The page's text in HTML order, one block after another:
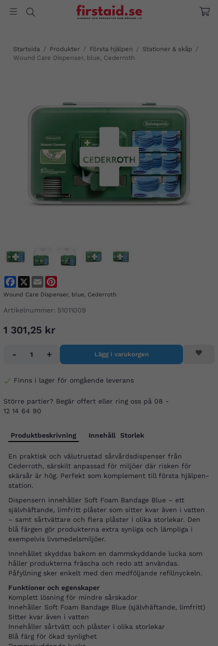
Startsida / Produkter / Första hjälpen / Stationer & skåp /
Wound Care Dispenser, blue, Cederroth
FacebookEmail
Wound Care Dispenser, blue, Cederroth
Artikelnummer: 51011009
1 301,25 kr
- + Lägg i varukorgen
Finns i lager för omgående leverans
Större partier? Begär offert eller ring oss på 08 -
12 14 64 90
Produktbeskrivning Innehåll Storlek
En praktisk och välutrustad sårvårdsdispenser från
Cederroth, särskilt anpassad för miljöer där risken för
skärsår är hög. Perfekt som komplement till första hjälpen-
station.
Dispensern innehåller Soft Foam Bandage Blue – ett
självhäftande, limfritt plåster som sitter kvar även i vatten
– samt sårtvättare och flera plåster i olika storlekar. Den
blå färgen gör produkterna extra synliga och lämpliga i
exempelvis livsmedelsmiljöer.
Innehållet skyddas bakom en dammskyddande lucka som
håller produkterna fräscha och redo att användas.
Påfyllning sker enkelt med den medföljande refillnyckeln.
Funktioner och egenskaper
Komplett lösning för mindre sårskador
Innehåller Soft Foam Bandage Blue (självhäftande, limfritt)
Sitter kvar även i vatten
Innehåller sårtvätt och plåster i olika storlekar
Blå färg för ökad synlighet